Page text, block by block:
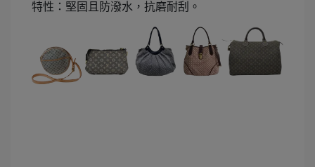
特性：堅固且防潑水，抗磨耐刮。